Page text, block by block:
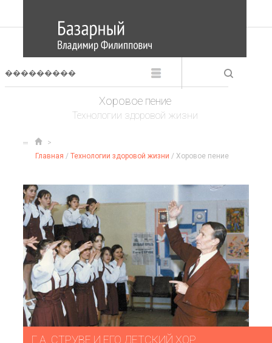
Хоровое пение
Технологии здоровой жизни
Главная / Технологии здоровой жизни / Хоровое пение
Г.А. СТРУВЕ И ЕГО ДЕТСКИЙ ХОР